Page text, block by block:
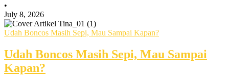
•
July 8, 2026
Udah Boncos Masih Sepi, Mau Sampai Kapan?
Udah Boncos Masih Sepi, Mau Sampai
Kapan?